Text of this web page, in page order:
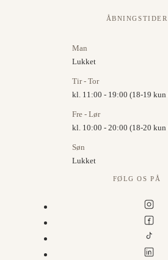
ÅBNINGSTIDER
Man
Lukket
Tir - Tor
kl. 11:00 - 19:00 (18-19
Fre - Lør
kl. 10:00 - 20:00 (18-20
Søn
Lukket
FØLG OS PÅ